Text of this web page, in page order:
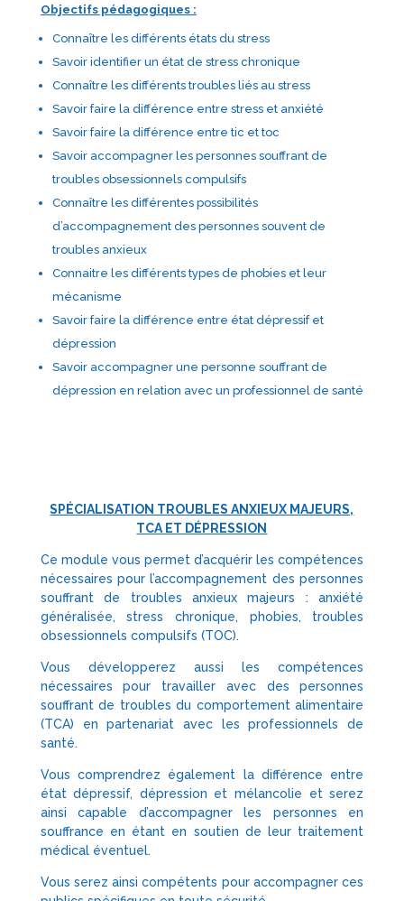
Objectifs pédagogiques :
Connaître les différents états du stress
Savoir identifier un état de stress chronique
Connaître les différents troubles liés au stress
Savoir faire la différence entre stress et anxiété
Savoir faire la différence entre tic et toc
Savoir accompagner les personnes souffrant de
troubles obsessionnels compulsifs
Connaître les différentes possibilités
d’accompagnement des personnes souvent de
troubles anxieux
Connaitre les différents types de phobies et leur
mécanisme
Savoir faire la différence entre état dépressif et
dépression
Savoir accompagner une personne souffrant de
dépression en relation avec un professionnel de santé
SPÉCIALISATION TROUBLES ANXIEUX MAJEURS,
TCA ET DÉPRESSION
Ce module vous permet d’acquérir les compétences
nécessaires pour l’accompagnement des personnes
souffrant de troubles anxieux majeurs : anxiété
généralisée, stress chronique, phobies, troubles
obsessionnels compulsifs (TOC).
Vous développerez aussi les compétences
nécessaires pour travailler avec des personnes
souffrant de troubles du comportement alimentaire
(TCA) en partenariat avec les professionnels de
santé.
Vous comprendrez également la différence entre
état dépressif, dépression et mélancolie et serez
ainsi capable d’accompagner les personnes en
souffrance en étant en soutien de leur traitement
médical éventuel.
Vous serez ainsi compétents pour accompagner ces